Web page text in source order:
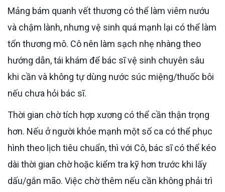
Mảng bám quanh vết thương có thể làm viêm nướu
và chậm lành, nhưng vệ sinh quá mạnh lại có thể làm
tổn thương mô. Cô nên làm sạch nhẹ nhàng theo
hướng dẫn, tái khám để bác sĩ vệ sinh chuyên sâu
khi cần và không tự dùng nước súc miệng/thuốc bôi
nếu chưa hỏi bác sĩ.
Thời gian chờ tích hợp xương có thể cần thận trọng
hơn. Nếu ở người khỏe mạnh một số ca có thể phục
hình theo lịch tiêu chuẩn, thì với Cô, bác sĩ có thể kéo
dài thời gian chờ hoặc kiểm tra kỹ hơn trước khi lấy
dấu/gắn mão. Việc chờ thêm nếu cần không phải trì